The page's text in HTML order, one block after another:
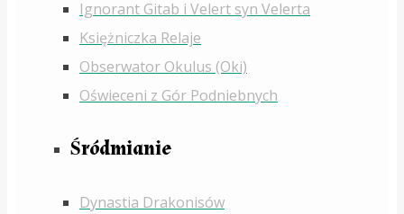
Ignorant Gitab i Velert syn Velerta
Księżniczka Relaje
Obserwator Okulus (Oki)
Oświeceni z Gór Podniebnych
Śródmianie
Dynastia Drakonisów